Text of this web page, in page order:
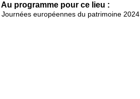
Au programme pour ce lieu :
Journées européennes du patrimoine 2024